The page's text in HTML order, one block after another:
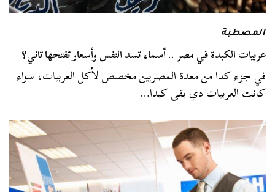
المصطبة
عربيات الكبدة في مصر .. أسماء تسد النفس وأسعار تفتحها تاني؟
في جزء كدا من معدة المصريين مخصص لأكل العربيات، سواء
كانت العربيات دي بقى كبدا…